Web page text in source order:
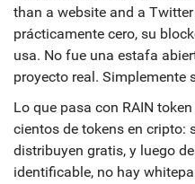
than a website and a
prácticamente cero, su
usa. No fue una estafa
proyecto real. Simplemente
Lo que pasa con RAIN
cientos de tokens en cripto:
distribuyen gratis, y luego
identificable, no hay